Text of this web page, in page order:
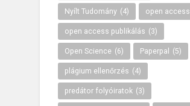
Nyílt Tudomány (4) open access
open access publikálás (3)
Open Science (6) Paperpal (5)
plágium ellenőrzés (4)
predátor folyóiratok (3)